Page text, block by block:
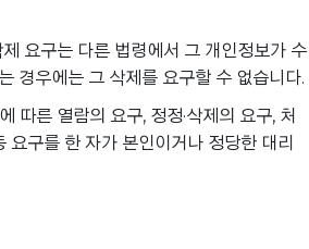
요구는 다른 법령에서 그 개인정보가 수
경우에는 그 삭제를 요구할 수 없습니다.
따른 열람의 요구, 정정·삭제의 요구, 처
요구를 한 자가 본인이거나 정당한 대리